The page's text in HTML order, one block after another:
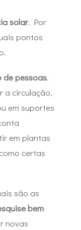
solar. Por
pontos
de pessoas.
a circulação,
em suportes
em plantas
certas
são as
bem
novas